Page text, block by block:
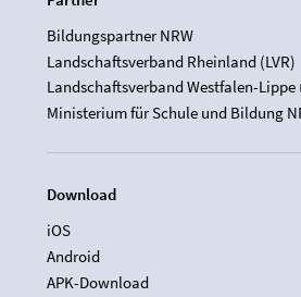
Bildungspartner NRW
Landschaftsverband Rheinland (LVR)
Landschaftsverband Westfalen-Lippe
Ministerium für Schule und Bildung
Download
iOS
Android
APK-Download